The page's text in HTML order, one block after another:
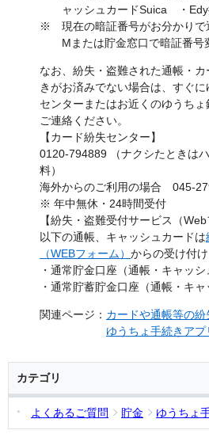
ャッシュカードSuica ・
※ 現在の暗証番号がお分かりで
Mまたは貯金窓口で暗証番号
なお、紛失・盗難された通帳・
きがお済みでない場合は、すぐ
センターまたはお近くのゆうち
ご連絡ください。
【カード紛失センター】
0120-794889 （ナクシたときは
料）
海外からのご利用の場合 045-
※ 年中無休・24時間受付
【紛失・盗難受付サービス（Web
以下の通帳、キャッシュカードは
（WEBフォーム） からの受け付け
・通常貯金口座（通帳・キャッシ
・通常貯蓄貯金口座（通帳・キャ
関連ページ： カードや通帳等の紛
ゆうちょ手続きアプ
カテゴリ
よくあるご質問 貯金 ゆうちょ